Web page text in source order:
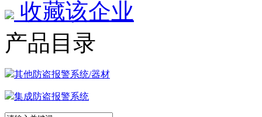
收藏该企业
产品目录
其他防盗报警系统/器材
集成防盗报警系统